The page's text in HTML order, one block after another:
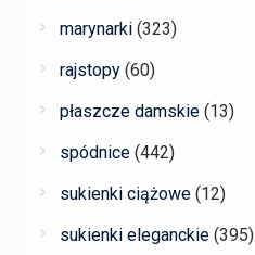
marynarki (323)
rajstopy (60)
płaszcze damskie (13)
spódnice (442)
sukienki ciążowe (12)
sukienki eleganckie (395)